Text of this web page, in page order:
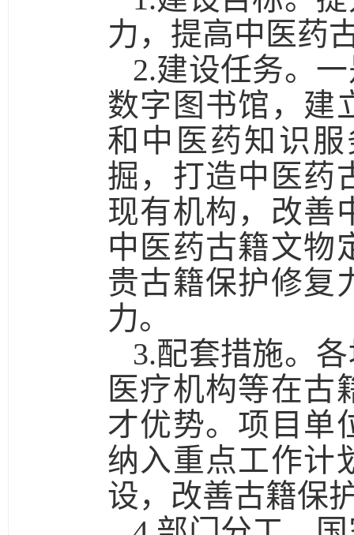
力，提高中医药
2.建设任务。
数字图书馆，建
和中医药知识
掘，打造中医药
现有机构，改善
中医药古籍文物
贵古籍保护修复
力。
3.配套措施。
医疗机构等在古
才优势。项目单
纳入重点工作计
设，改善古籍保